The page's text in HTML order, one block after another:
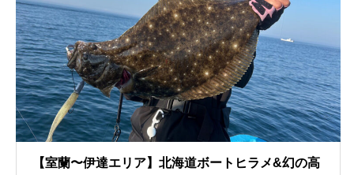
【室蘭〜伊達エリア】北海道ボートヒラメ&幻の高